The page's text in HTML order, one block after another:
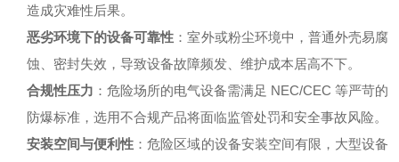
造成灾难性后果。
恶劣环境下的设备可靠性 ：室外或粉尘环境中，普通外壳易腐
蚀、密封失效，导致设备故障频发、维护成本居高不下。
合规性压力 ：危险场所的电气设备需满足 NEC/CEC 等严苛的
防爆标准，选用不合规产品将面临监管处罚和安全事故风险。
安装空间与便利性 ：危险区域的设备安装空间有限，大型设备